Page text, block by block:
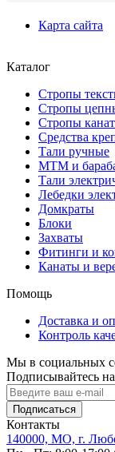
Карта сайта
Каталог
Стропы
Стропы
Стропы
Средства
Тали ручные
МТМ и
Тали
Лебедки
Домкраты
Блоки
Захваты
Фитинги и
Канаты и
Помощь
Доставка и
Контроль
Мы в социальных
Подписывайтесь
Подписаться
Контакты
140000, МО, г.